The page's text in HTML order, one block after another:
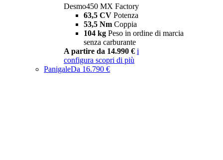
Desmo450 MX Factory
63,5 CV Potenza
53,5 Nm Coppia
104 kg Peso in ordine di marcia
senza carburante
A partire da 14.990 € i
configura scopri di più
PanigaleDa 16.790 €